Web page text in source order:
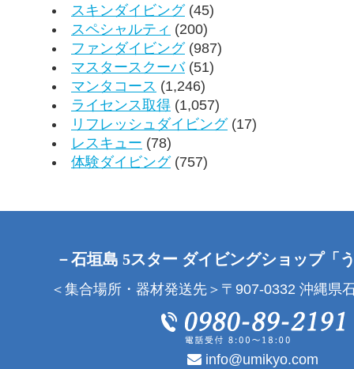
スキンダイビング(45)
スペシャルティ (200)
ファンダイビング(987)
マスタースクーバ(51)
マンタコース (1,246)
ライセンス取得 (1,057)
リフレッシュダイビング(17)
レスキュー (78)
体験ダイビング(757)
－石垣島 5スター ダイビングショップ「
＜集合場所・器材発送先＞〒907-0332 沖縄県
info@umikyo.com